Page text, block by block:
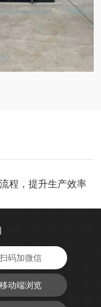
程，提升生产效率
扫码加微信
移动端浏览